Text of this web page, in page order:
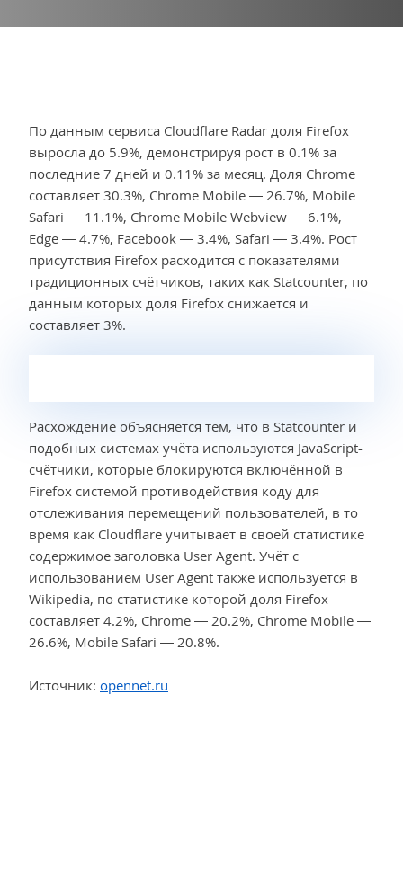
По данным сервиса Cloudflare Radar доля Firefox
выросла до 5.9%, демонстрируя рост в 0.1% за
последние 7 дней и 0.11% за месяц. Доля Chrome
составляет 30.3%, Chrome Mobile — 26.7%, Mobile
Safari — 11.1%, Chrome Mobile Webview — 6.1%,
Edge — 4.7%, Facebook — 3.4%, Safari — 3.4%. Рост
присутствия Firefox расходится с показателями
традиционных счётчиков, таких как Statcounter, по
данным которых доля Firefox снижается и
составляет 3%.
Расхождение объясняется тем, что в Statcounter и
подобных системах учёта используются JavaScript-
счётчики, которые блокируются включённой в
Firefox системой противодействия коду для
отслеживания перемещений пользователей, в то
время как Cloudflare учитывает в своей статистике
содержимое заголовка User Agent. Учёт с
использованием User Agent также используется в
Wikipedia, по статистике которой доля Firefox
составляет 4.2%, Chrome — 20.2%, Chrome Mobile —
26.6%, Mobile Safari — 20.8%.
Источник: opennet.ru